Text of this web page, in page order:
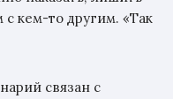
кем-то другим. «Так
связан с